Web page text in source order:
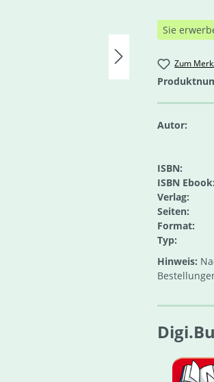
Sie
Zum
Autor:
ISBN:
ISBN Ebook:
Verlag:
Seiten:
Format:
Typ:
Hinweis: